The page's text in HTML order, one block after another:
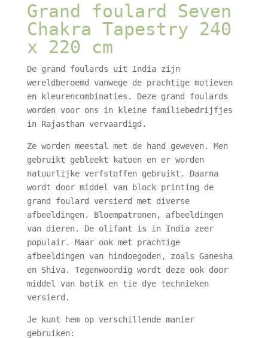
Grand foulard Seven
Chakra Tapestry 240
x 220 cm
De grand foulards uit India zijn
wereldberoemd vanwege de prachtige motieven
en kleurencombinaties. Deze grand foulards
worden voor ons in kleine familiebedrijfjes
in Rajasthan vervaardigd.
Ze worden meestal met de hand geweven. Men
gebruikt gebleekt katoen en er worden
natuurlijke verfstoffen gebruikt. Daarna
wordt door middel van block printing de
grand foulard versierd met diverse
afbeeldingen. Bloempatronen, afbeeldingen
van dieren. De olifant is in India zeer
populair. Maar ook met prachtige
afbeeldingen van hindoegoden, zoals Ganesha
en Shiva. Tegenwoordig wordt deze ook door
middel van batik en tie dye technieken
versierd.
Je kunt hem op verschillende manier
gebruiken: